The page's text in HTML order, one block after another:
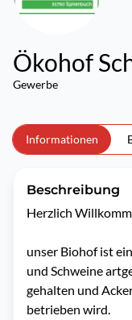
Ökohof
Gewerbe
Informationen
Beschreibung
Herzlich
unser Biohof ist
und Schweine
gehalten und
betrieben wird.